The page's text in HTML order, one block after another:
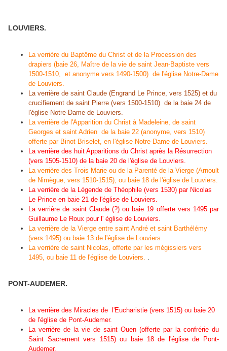
LOUVIERS.
La verrière du Baptême du Christ et de la Procession des
drapiers (baie 26, Maître de la vie de saint Jean-Baptiste vers
1500-1510, et anonyme vers 1490-1500) de l'église Notre-Dame
de Louviers.
La verrière de saint Claude (Engrand Le Prince, vers 1525) et du
crucifiement de saint Pierre (vers 1500-1510) de la baie 24 de
l'église Notre-Dame de Louviers.
La verrière de l'Apparition du Christ à Madeleine, de saint
Georges et saint Adrien de la baie 22 (anonyme, vers 1510)
offerte par Binot-Briselet, en l'église Notre-Dame de Louviers.
La verrière des huit Apparitions du Christ après la Résurrection
(vers 1505-1510) de la baie 20 de l'église de Louviers.
La verrière des Trois Marie ou de la Parenté de la Vierge (Arnoult
de Nimègue, vers 1510-1515), ou baie 18 de l'église de Louviers.
La verrière de la Légende de Théophile (vers 1530) par Nicolas
Le Prince en baie 21 de l'église de Louviers.
La verrière de saint Claude (?) ou baie 19 offerte vers 1495 par
Guillaume Le Roux pour l' église de Louviers.
La verrière de la Vierge entre saint André et saint Barthélémy
(vers 1495) ou baie 13 de l'église de Louviers.
La verrière de saint Nicolas, offerte par les mégissiers vers
1495, ou baie 11 de l'église de Louviers.
PONT-AUDEMER.
La verrière des Miracles de l'Eucharistie (vers 1515) ou baie 20
de l'église de Pont-Audemer.
La verrière de la vie de saint Ouen (offerte par la confrérie du
Saint Sacrement vers 1515) ou baie 18 de l'église de Pont-
Audemer.